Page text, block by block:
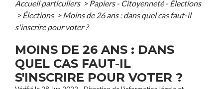
Accueil particuliers > Papiers - Citoyenneté - Élections
> Élections > Moins de 26 ans : dans quel cas faut-il
s'inscrire pour voter ?
MOINS DE 26 ANS : DANS
QUEL CAS FAUT-IL
S'INSCRIRE POUR VOTER ?